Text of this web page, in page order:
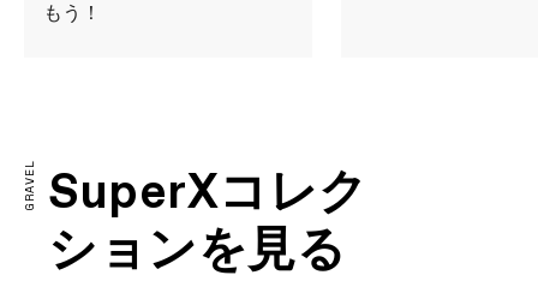
もう！
GRAVEL SuperXコレク
ションを見る